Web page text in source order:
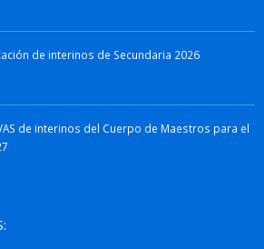
de interinos de Secundaria 2026
de interinos del Cuerpo de Maestros para el